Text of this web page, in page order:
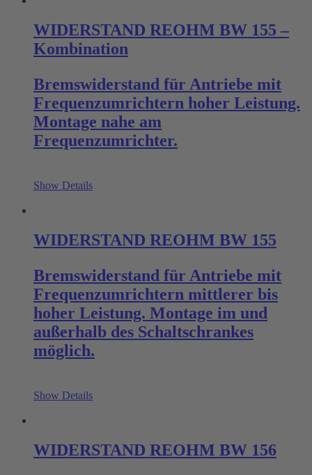
WIDERSTAND REOHM BW 155 –
Kombination
Bremswiderstand für Antriebe mit
Frequenzumrichtern hoher Leistung.
Montage nahe am
Frequenzumrichter.
Show Details
WIDERSTAND REOHM BW 155
Bremswiderstand für Antriebe mit
Frequenzumrichtern mittlerer bis
hoher Leistung. Montage im und
außerhalb des Schaltschrankes
möglich.
Show Details
WIDERSTAND REOHM BW 156